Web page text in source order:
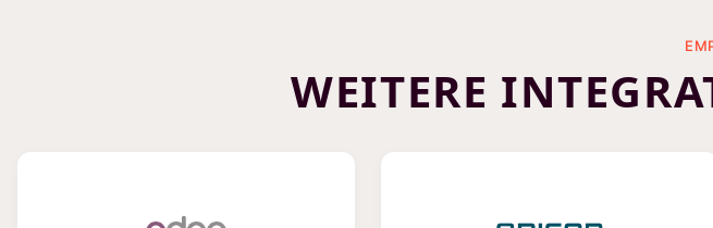
WEITERE